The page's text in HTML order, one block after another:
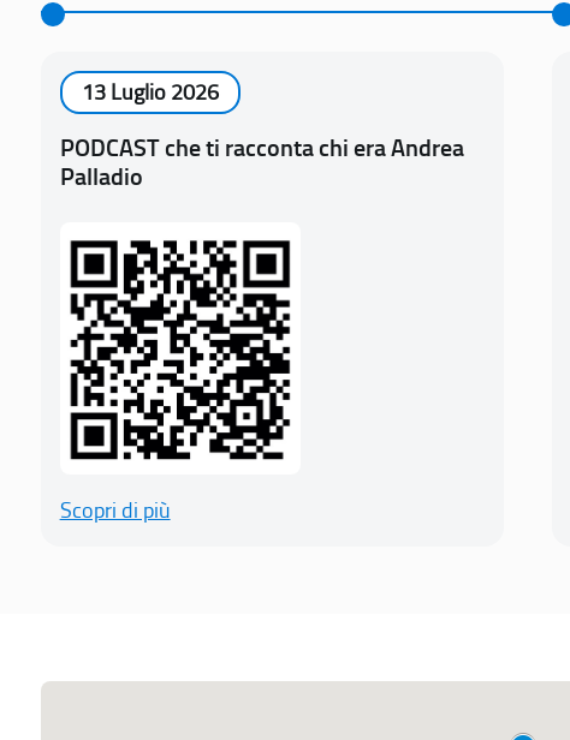
13 Luglio 2026
PODCAST che ti racconta chi era Andrea
Palladio
Scopri di più